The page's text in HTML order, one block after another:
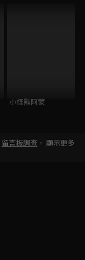
小怪獸阿蒙
留言板調查 ， 顯示更多